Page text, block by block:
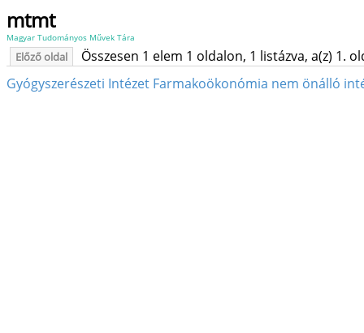
mtmt
Magyar Tudományos Művek Tára
Előző oldal
Összesen 1 elem 1 oldalon, 1 listázva, a(z) 1.
Gyógyszerészeti Intézet Farmakoökonómia nem önálló